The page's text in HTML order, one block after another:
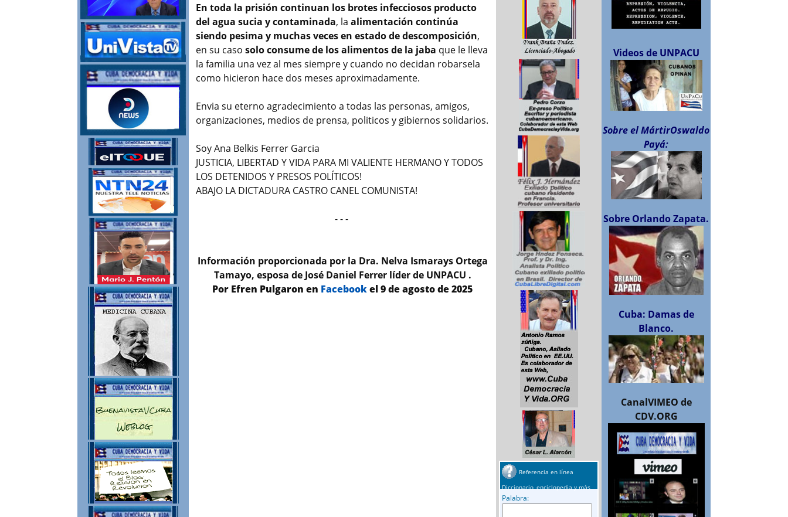
En toda la prisión continuan los brotes infecciosos producto
del agua sucia y contaminada, la alimentación continúa
siendo pesima y muchas veces en estado de descomposición,
en su caso solo consume de los alimentos de la jaba que le lleva
la familia una vez al mes siempre y cuando no decidan robarsela
como hicieron hace dos meses aproximadamente.
Envia su eterno agradecimiento a todas las personas, amigos,
organizaciones, medios de prensa, politicos y gibiernos solidarios.
Soy Ana Belkis Ferrer Garcia
JUSTICIA, LIBERTAD Y VIDA PARA MI VALIENTE HERMANO Y TODOS
LOS DETENIDOS Y PRESOS POLÍTICOS!
ABAJO LA DICTADURA CASTRO CANEL COMUNISTA!
- - -
Información proporcionada por la Dra. Nelva Ismarays Ortega
Tamayo, esposa de José Daniel Ferrer líder de UNPACU .
Por Efren Pulgaron en Facebookel 9 de agosto de 2025
Referencia en línea
Diccionario, enciclopedia y más
Palabra:
Videos de UNPACU
Sobre el MártirOswaldo
Payá:
Sobre Orlando Zapata.
Cuba: Damas de
Blanco.
CanalVIMEO de
CDV.ORG